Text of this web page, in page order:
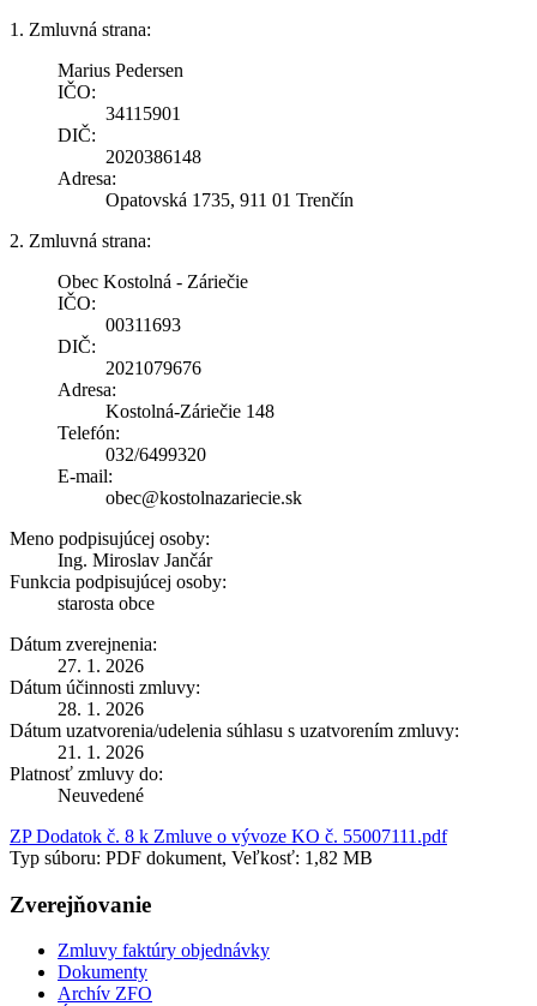
1. Zmluvná strana:
Marius Pedersen
IČO:
34115901
DIČ:
2020386148
Adresa:
Opatovská 1735, 911 01 Trenčín
2. Zmluvná strana:
Obec Kostolná - Záriečie
IČO:
00311693
DIČ:
2021079676
Adresa:
Kostolná-Záriečie 148
Telefón:
032/6499320
E-mail:
obec@kostolnazariecie.sk
Meno podpisujúcej osoby:
Ing. Miroslav Jančár
Funkcia podpisujúcej osoby:
starosta obce
Dátum zverejnenia:
27. 1. 2026
Dátum účinnosti zmluvy:
28. 1. 2026
Dátum uzatvorenia/udelenia súhlasu s uzatvorením zmluvy:
21. 1. 2026
Platnosť zmluvy do:
Neuvedené
ZP Dodatok č. 8 k Zmluve o vývoze KO č. 55007111.pdf
Typ súboru: PDF dokument, Veľkosť: 1,82 MB
Zverejňovanie
Zmluvy faktúry objednávky
Dokumenty
Archív ZFO